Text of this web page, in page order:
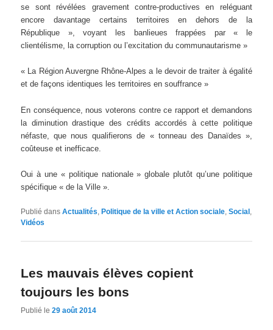
se sont révélées gravement contre-productives en reléguant
encore davantage certains territoires en dehors de la
République », voyant les banlieues frappées par « le
clientélisme, la corruption ou l’excitation du communautarisme »
« La Région Auvergne Rhône-Alpes a le devoir de traiter à égalité
et de façons identiques les territoires en souffrance »
En conséquence, nous voterons contre ce rapport et demandons
la diminution drastique des crédits accordés à cette politique
néfaste, que nous qualifierons de « tonneau des Danaïdes »,
coûteuse et inefficace.
Oui à une « politique nationale » globale plutôt qu’une politique
spécifique « de la Ville ».
Publié dans Actualités,Politique de la ville et Action sociale,Social,
Vidéos
Les mauvais élèves copient
toujours les bons
Publié le29 août 2014